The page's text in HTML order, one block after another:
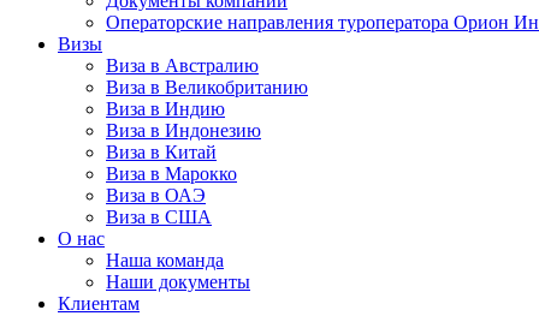
Операторские направления туроператора Орион
Визы
Виза в Австралию
Виза в Великобританию
Виза в Индию
Виза в Индонезию
Виза в Китай
Виза в Марокко
Виза в ОАЭ
Виза в США
О нас
Наша команда
Наши документы
Клиентам